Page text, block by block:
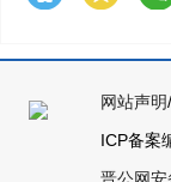
网站声明/
ICP备案